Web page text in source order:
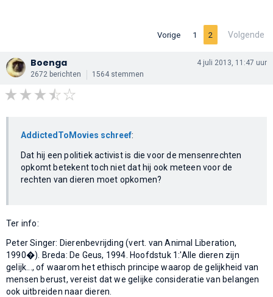
Vorige 1 2 Volgende
Boenga
2672 berichten 1564 stemmen
4 juli 2013, 11:47 uur
AddictedToMovies schreef:
Dat hij een politiek activist is die voor de mensenrechten
opkomt betekent toch niet dat hij ook meteen voor de
rechten van dieren moet opkomen?
Ter info:
Peter Singer: Dierenbevrijding (vert. van Animal Liberation,
1990�). Breda: De Geus, 1994. Hoofdstuk 1:'Alle dieren zijn
gelijk..., of waarom het ethisch principe waarop de gelijkheid van
mensen berust, vereist dat we gelijke consideratie van belangen
ook uitbreiden naar dieren.